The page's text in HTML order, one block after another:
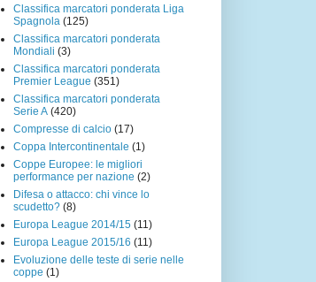
Classifica marcatori ponderata Liga
Spagnola (125)
Classifica marcatori ponderata
Mondiali (3)
Classifica marcatori ponderata
Premier League (351)
Classifica marcatori ponderata
Serie A (420)
Compresse di calcio (17)
Coppa Intercontinentale (1)
Coppe Europee: le migliori
performance per nazione (2)
Difesa o attacco: chi vince lo
scudetto? (8)
Europa League 2014/15 (11)
Europa League 2015/16 (11)
Evoluzione delle teste di serie nelle
coppe (1)